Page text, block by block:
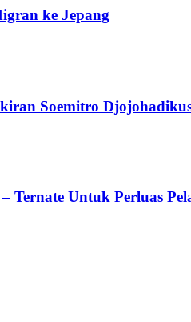
ke Jepang
Soemitro
Ternate Untuk Perluas